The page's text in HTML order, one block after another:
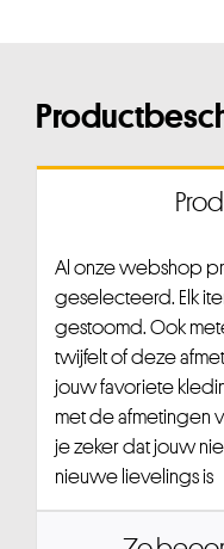
Al onze webshop
geselecteerd. Elk
gestoomd. Ook
twijfelt of deze
jouw favoriete
met de afmetingen
je zeker dat jouw
nieuwe lievelings is